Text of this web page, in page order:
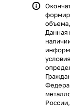
Данная